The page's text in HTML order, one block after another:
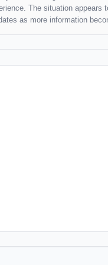
The situation
as more information